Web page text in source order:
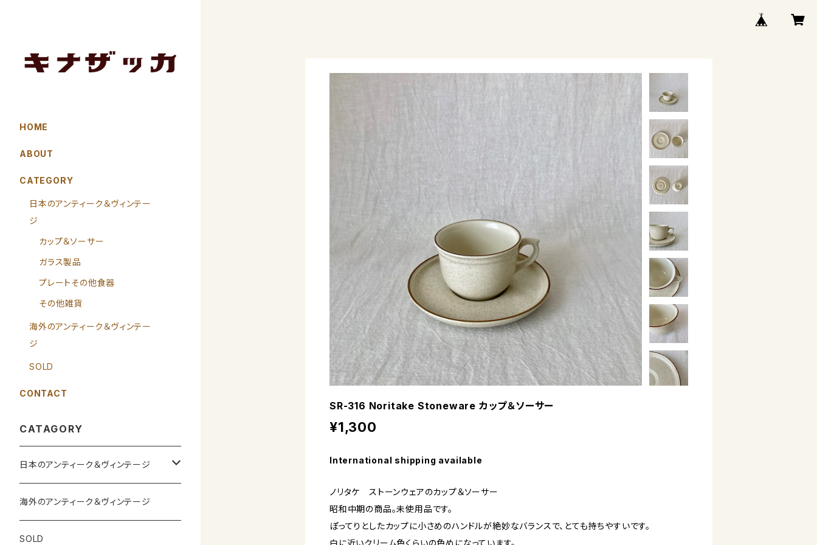
SR-316 Noritake Stoneware カップ＆ソーサー
¥1,300
International shipping available
ノリタケ ストーンウェアのカップ＆ソーサー
昭和中期の商品。未使用品です。
ぽってりとしたカップに小さめのハンドルが絶妙なバランスで、とても持ちやすいです。
白に近いクリーム色くらいの色めになっています。
HOME
ABOUT
CATEGORY
日本のアンティーク＆ヴィンテー
ジ
カップ＆ソーサー
ガラス製品
プレートその他食器
その他雑貨
海外のアンティーク＆ヴィンテー
ジ
SOLD
CONTACT
CATAGORY
日本のアンティーク＆ヴィンテージ
カップ＆ソーサー
ガラス製品
海外のアンティーク＆ヴィンテージ
SOLD